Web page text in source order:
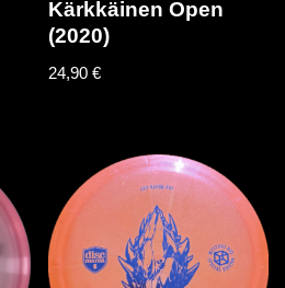
Kärkkäinen Open
(2020)
24,90€